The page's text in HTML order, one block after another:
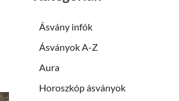
Ásvány infók
Ásványok A-Z
Aura
Horoszkóp ásványok